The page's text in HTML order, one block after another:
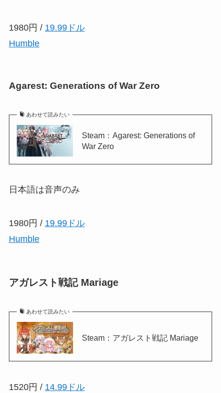
1980円 / 19.99ドル
Humble
Agarest: Generations of War Zero
あわせて読みたい
Steam：Agarest: Generations of
War Zero
日本語は音声のみ
1980円 / 19.99ドル
Humble
アガレスト戦記 Mariage
あわせて読みたい
Steam：アガレスト戦記 Mariage
1520円 / 14.99ドル